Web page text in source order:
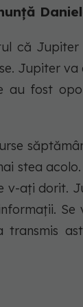
că Jupiter
Jupiter
au fost
stea
v-ați dorit.
Se